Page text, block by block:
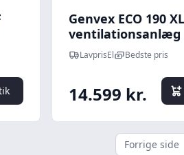
Genvex ECO 190
ventilationsanlæg
varmegenvinding,
Ø125 mm
LavprisEl Bedste pris
14.599 kr.
Forrige side